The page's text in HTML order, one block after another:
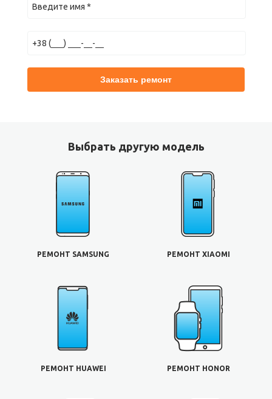
Выбрать другую модель
РЕМОНТ SAMSUNG РЕМОНТ XIAOMI
РЕМОНТ HUAWEI РЕМОНТ HONOR